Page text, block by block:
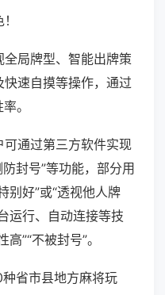
局牌型、智能出牌策
速自摸等操作，通过
。
通过第三方软件实现
封号”等功能，部分用
别好”或“透视他人牌
运行、自动连接等技
”“不被封号”。
省市县地方麻将玩